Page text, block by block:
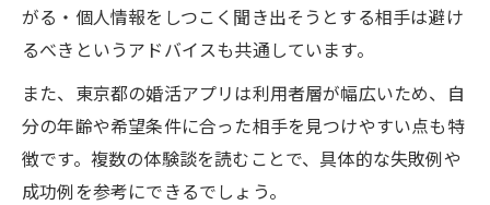
がる・個人情報をしつこく聞き出そうとする相手は避け
るべきというアドバイスも共通しています。
また、東京都の婚活アプリは利用者層が幅広いため、自
分の年齢や希望条件に合った相手を見つけやすい点も特
徴です。複数の体験談を読むことで、具体的な失敗例や
成功例を参考にできるでしょう。